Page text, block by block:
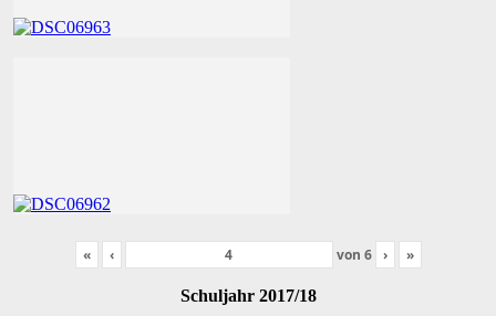
« ‹ von 6 › »
Schuljahr 2017/18